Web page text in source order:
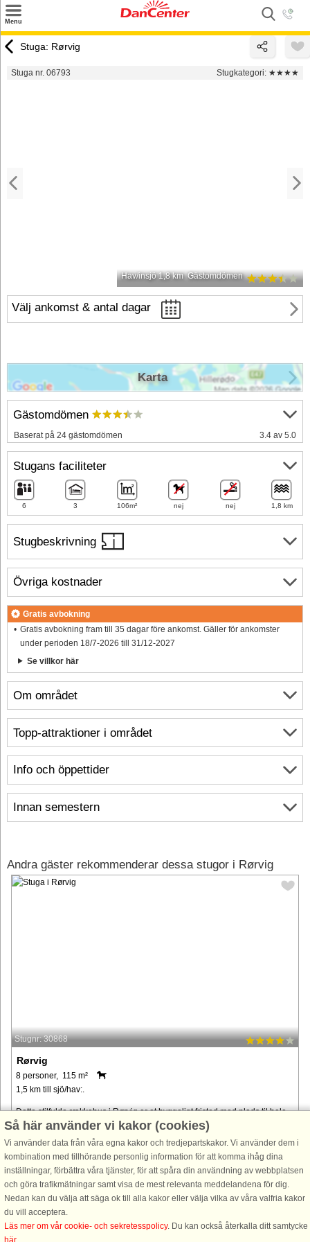
Menu
Tilbud
Stuga: Rørvig
Stuga nr. 06793 Stugkategori: ★★★★
Hav/insjö 1,8 km Gästomdömen
Välj ankomst & antal dagar
Stugbeskrivning
Om området
Info och öppettider
Innan semestern
Gästomdömen
Baserat på 24 gästomdömen 3.4 av 5.0
Stugans faciliteter
6 3 106m² nej nej 1,8 km
Övriga kostnader
Gratis avbokning
Gratis avbokning fram till 35 dagar före ankomst. Gäller för ankomster
under perioden 18/7-2026 till 31/12-2027
Se villkor här
Karta
Topp-attraktioner i området
Andra gäster rekommenderar dessa stugor i Rørvig
Stugnr: 30868
Rørvig
8 personer, 115 m²
1,5 km till sjö/hav:.
Dette stilfulde rækkehus i Rørvig er et hyggeligt fristed med plads til hele
familien. Det har to komfortable soveværelser med dobbeltsenge, en lys
opholdsstue med ekstra soveplads på en hems og to moderne ...
från 6.811 SEK
Så här använder vi kakor (cookies)
Vi använder data från våra egna kakor och tredjepartskakor. Vi använder dem i
kombination med tillhörande personlig information för att komma ihåg dina
inställningar, förbättra våra tjänster, för att spåra din användning av webbplatsen
och göra trafikmätningar samt visa de mest relevanta meddelandena för dig.
Nedan kan du välja att säga ok till alla kakor eller välja vilka av våra valfria kakor
du vill acceptera.
Läs mer om vår cookie- och sekretesspolicy. Du kan också återkalla ditt samtycke
här.